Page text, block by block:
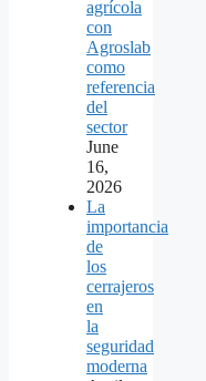
agrícola
con
Agroslab
como
referencia
del
sector
June
16,
2026
La
importancia
de
los
cerrajeros
en
la
seguridad
moderna